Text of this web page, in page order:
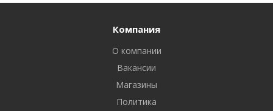
Компания
О компании
Вакансии
Магазины
Политика